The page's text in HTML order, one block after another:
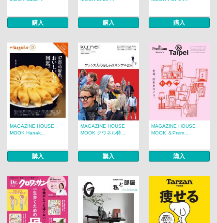
購入 購入 購入
MAGAZINE HOUSE
MOOK Hanak...
購入
MAGAZINE HOUSE
MOOK クウネル特...
購入
MAGAZINE HOUSE
MOOK ＆Prem...
購入